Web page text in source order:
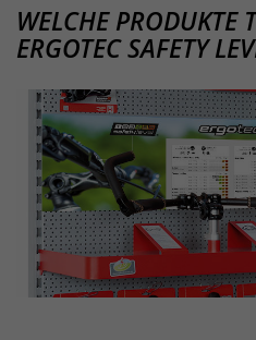
SAFETY
LEVEL
WELCHE PRODUKTE
ERGOTEC SAFETY